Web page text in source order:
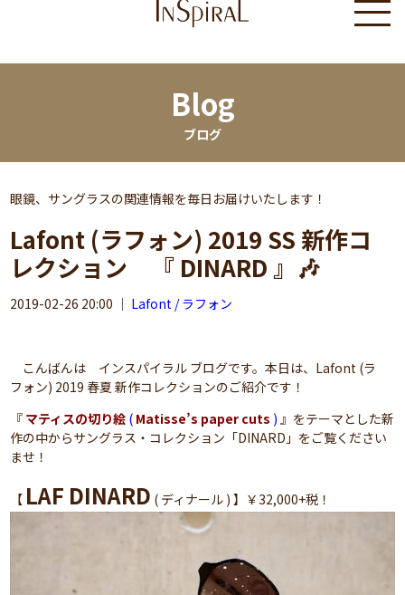
Blog
ブログ
眼鏡、サングラスの関連情報を毎日お届けいたします！
Lafont (ラフォン) 2019 SS 新作コ
レクション 『 DINARD 』🎶
2019-02-26 20:00 ｜ Lafont / ラフォン
こんばんは インスパイラル ブログです。本日は、Lafont (ラ
フォン) 2019 春夏 新作コレクションのご紹介です！
『 マティスの切り絵 ( Matisse’s paper cuts ) 』をテーマとした新
作の中からサングラス・コレクション「DINARD」をご覧ください
ませ！
【 LAF DINARD ( ディナール ) 】￥32,000+税！